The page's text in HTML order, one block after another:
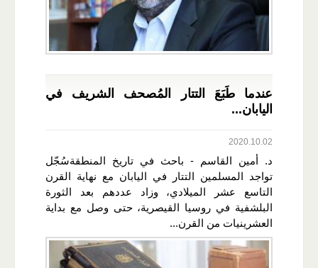
عندما طَبَعَ التتار المُصحف الشريف في
اليابان...
2020.10.02
د. أمين القاسم - باحث في تاريخ المنطقةسُجّل
تواجد المسلمين التتار في اليابان مع نهاية القرن
التاسع عشر الميلادي، وزاد عددهم بعد الثورة
البلشفية في روسيا القيصرية، حتى وصل مع بداية
العشرينيات من القرن...